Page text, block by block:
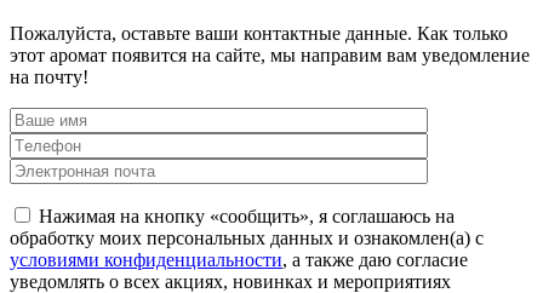
Пожалуйста, оставьте ваши контактные данные. Как только
этот аромат появится на сайте, мы направим вам уведомление
на почту!
Нажимая на кнопку «сообщить», я соглашаюсь на
обработку моих персональных данных и ознакомлен(а) с
условиями конфиденциальности, а также даю согласие
уведомлять о всех акциях, новинках и мероприятиях